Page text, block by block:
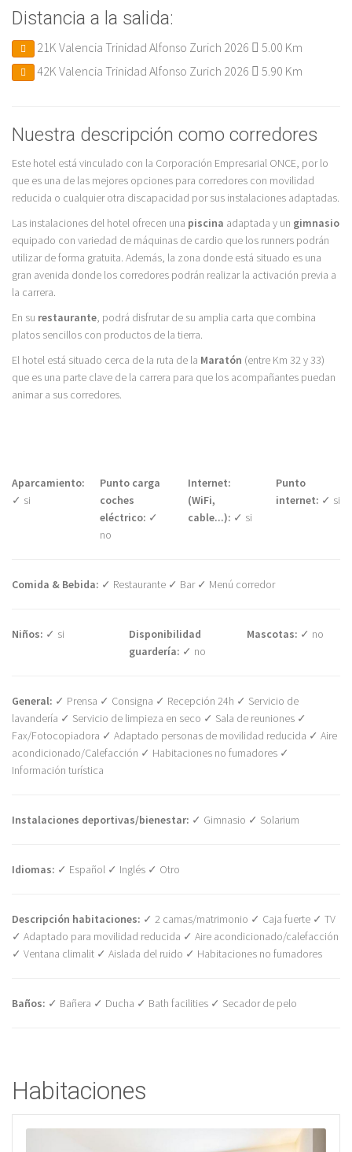
Distancia a la salida:
21K Valencia Trinidad Alfonso Zurich 2026
5.00 Km
42K Valencia Trinidad Alfonso Zurich 2026
5.90 Km
Nuestra descripción como corredores
Este hotel está vinculado con la Corporación Empresarial ONCE, por lo
que es una de las mejores opciones para corredores con movilidad
reducida o cualquier otra discapacidad por sus instalaciones adaptadas.
Las instalaciones del hotel ofrecen una piscina adaptada y un gimnasio
equipado con variedad de máquinas de cardio que los runners podrán
utilizar de forma gratuita. Además, la zona donde está situado es una
gran avenida donde los corredores podrán realizar la activación previa a
la carrera.
En su restaurante, podrá disfrutar de su amplia carta que combina
platos sencillos con productos de la tierra.
El hotel está situado cerca de la ruta de la Maratón (entre Km 32 y 33)
que es una parte clave de la carrera para que los acompañantes puedan
animar a sus corredores.
Aparcamiento:
✓ si
Punto carga
coches
eléctrico: ✓
no
Internet:
(WiFi,
cable...): ✓ si
Punto
internet: ✓ si
Comida & Bebida: ✓ Restaurante ✓ Bar ✓ Menú corredor
Niños: ✓ si
Disponibilidad
guardería: ✓ no
Mascotas: ✓ no
General: ✓ Prensa ✓ Consigna ✓ Recepción 24h ✓ Servicio de
lavandería ✓ Servicio de limpieza en seco ✓ Sala de reuniones ✓
Fax/Fotocopiadora ✓ Adaptado personas de movilidad reducida ✓ Aire
acondicionado/Calefacción ✓ Habitaciones no fumadores ✓
Información turística
Instalaciones deportivas/bienestar: ✓ Gimnasio ✓ Solarium
Idiomas: ✓ Español ✓ Inglés ✓ Otro
Descripción habitaciones: ✓ 2 camas/matrimonio ✓ Caja fuerte ✓ TV
✓ Adaptado para movilidad reducida ✓ Aire acondicionado/calefacción
✓ Ventana climalit ✓ Aislada del ruido ✓ Habitaciones no fumadores
Baños: ✓ Bañera ✓ Ducha ✓ Bath facilities ✓ Secador de pelo
Habitaciones